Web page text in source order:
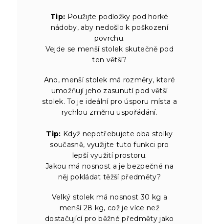
Tip: Použijte podložky pod horké
nádoby, aby nedošlo k poškození
povrchu.
Vejde se menší stolek skutečně pod
ten větší?
Ano, menší stolek má rozměry, které
umožňují jeho zasunutí pod větší
stolek. To je ideální pro úsporu místa a
rychlou změnu uspořádání.
Tip: Když nepotřebujete oba stolky
současně, využijte tuto funkci pro
lepší využití prostoru.
Jakou má nosnost a je bezpečné na
něj pokládat těžší předměty?
Velký stolek má nosnost 30 kg a
menší 28 kg, což je více než
dostačující pro běžné předměty jako